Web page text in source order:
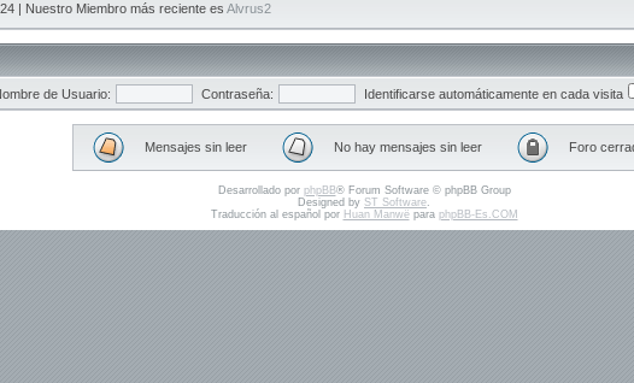
| Nuestro Miembro más reciente es Alvrus2
de Usuario: Contraseña: Identificarse automáticamente en cada visita
Mensajes sin leer No hay mensajes sin leer Foro
Desarrollado por phpBB® Forum Software © phpBB Group
Designed by ST Software.
Traducción al español por Huan Manwëpara phpBB-Es.COM